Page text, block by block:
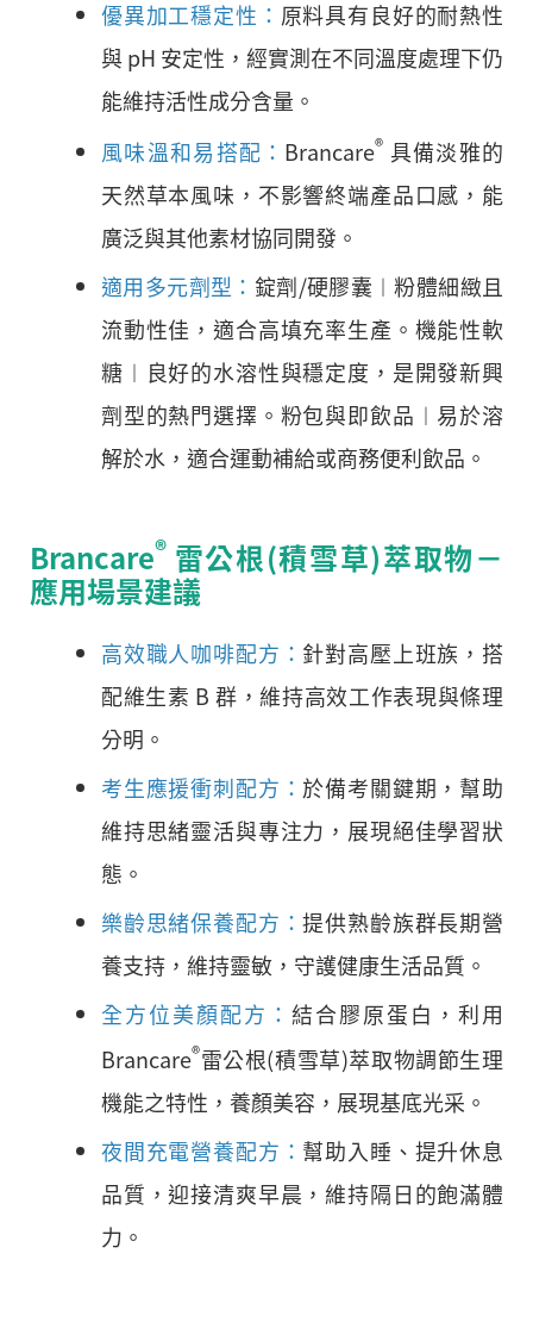
優異加工穩定性： 原料具有良好的耐熱性
與 pH 安定性，經實測在不同溫度處理下仍
能維持活性成分含量。
風味溫和易搭配： Brancare® 具備淡雅的
天然草本風味，不影響終端產品口感，能
廣泛與其他素材協同開發。
適用多元劑型： 錠劑/硬膠囊︱粉體細緻且
流動性佳，適合高填充率生產。機能性軟
糖︱良好的水溶性與穩定度，是開發新興
劑型的熱門選擇。粉包與即飲品︱易於溶
解於水，適合運動補給或商務便利飲品。
Brancare® 雷公根(積雪草)萃取物－
應用場景建議
高效職人咖啡配方： 針對高壓上班族，搭
配維生素 B 群，維持高效工作表現與條理
分明。
考生應援衝刺配方： 於備考關鍵期，幫助
維持思緒靈活與專注力，展現絕佳學習狀
態。
樂齡思緒保養配方：提供熟齡族群長期營
養支持，維持靈敏，守護健康生活品質。
全方位美顏配方： 結合膠原蛋白，利用
Brancare®雷公根(積雪草)萃取物調節生理
機能之特性，養顏美容，展現基底光采。
夜間充電營養配方： 幫助入睡、提升休息
品質，迎接清爽早晨，維持隔日的飽滿體
力。